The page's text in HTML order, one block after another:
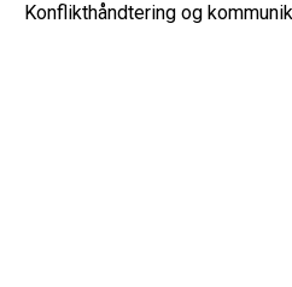
Konflikthåndtering og